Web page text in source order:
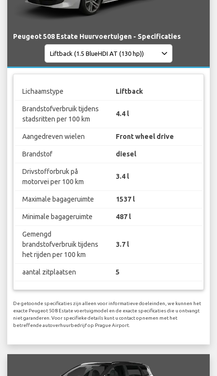
Peugeot 508 Estate Huurvoertuigen - Specificaties
Lichaamstype Liftback
Brandstofverbruik tijdens
stadsritten per 100 km
4.4 l
Aangedreven wielen Front wheel drive
Brandstof diesel
Drivstofforbruk på
motorvei per 100 km
3.4 l
Maximale bagageruimte 1537 l
Minimale bagageruimte 487 l
Gemengd
brandstofverbruik tijdens
het rijden per 100 km
3.7 l
aantal zitplaatsen 5
De getoonde specificaties zijn alleen voor informatieve doeleinden, we kunnen het
exacte Peugeot 508 Estate voertuigmodel en de exacte specificaties die u ontvangt
niet garanderen. Voor specifieke details kunt u contact opnemen met het
betreffende autoverhuurbedrijf op Prague Airport.